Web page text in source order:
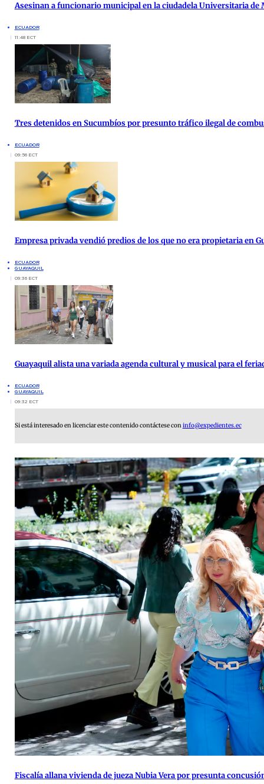
Asesinan a funcionario municipal en la ciudadela Universitaria de
ECUADOR
11:48 ECT
Tres detenidos en Sucumbíos por presunto tráfico ilegal de
ECUADOR
09:56 ECT
Empresa privada vendió predios de los que no era propietaria en
ECUADOR
GUAYAQUIL
09:36 ECT
Guayaquil alista una variada agenda cultural y musical para el
ECUADOR
GUAYAQUIL
09:32 ECT
Si está interesado en licenciar este contenido contáctese coninfo@expedientes.ec
Fiscalía allana vivienda de jueza Nubia Vera por presunta